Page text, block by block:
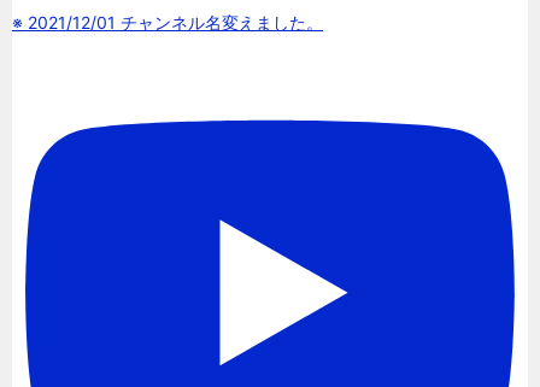
※ 2021/12/01 チャンネル名変えました。